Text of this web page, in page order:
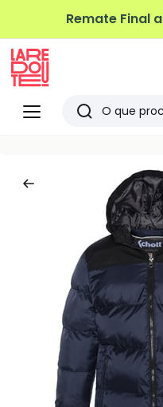
Remate Final
Menu
Redoute
Pesquisar
vistos